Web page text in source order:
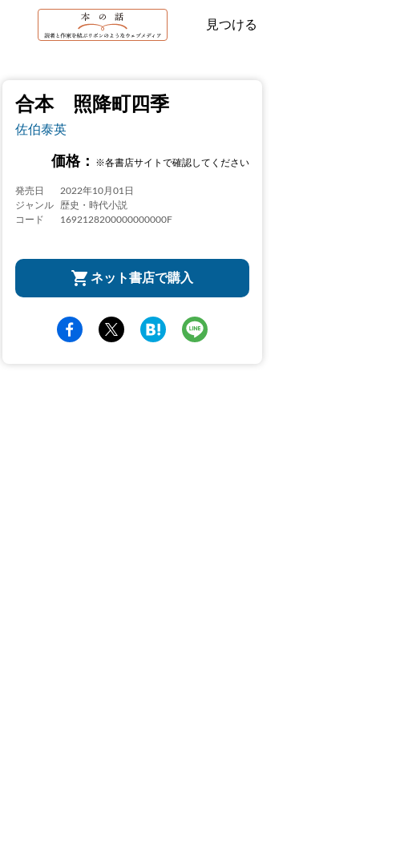
見つける
合本 照降町四季
佐伯泰英
価格： ※各書店サイトで確認してください
発売日
2022年10月01日
ジャンル
歴史・時代小説
コード
1692128200000000000F
ネット書店で購入